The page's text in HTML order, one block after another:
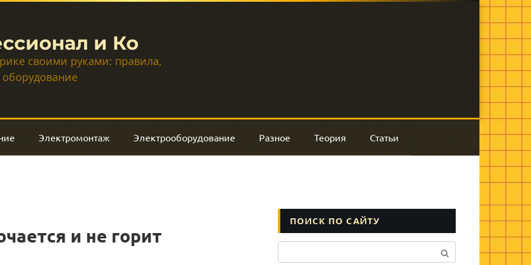
и Ко
своими руками: правила,
Электромонтаж Электрооборудование Разное Теория Статьи
и не горит
ПОИСК ПО САЙТУ